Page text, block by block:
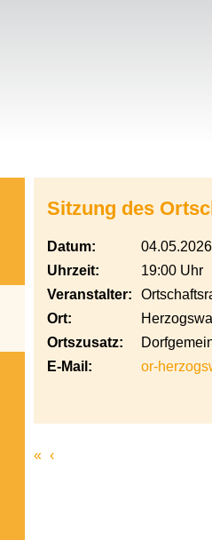
Sitzung des
Datum:
04.05.2026
Uhrzeit:
19:00 Uhr
Veranstalter:
Ort:
Ortszusatz:
E-Mail:
or-
« ‹